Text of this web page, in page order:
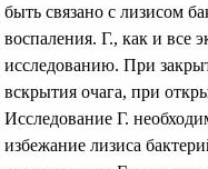
быть связано с лизисом
воспаления. Г., как и все
исследованию. При
вскрытия очага, при
Исследование Г.
избежание лизиса